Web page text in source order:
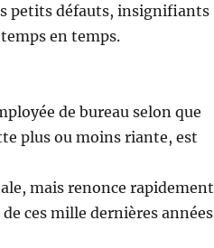
petits défauts, insignifiants
en temps.
de bureau selon que
plus ou moins riante, est
mais renonce rapidement
ces mille dernières années